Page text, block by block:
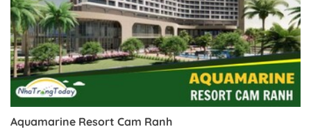
Aquamarine Resort Cam Ranh